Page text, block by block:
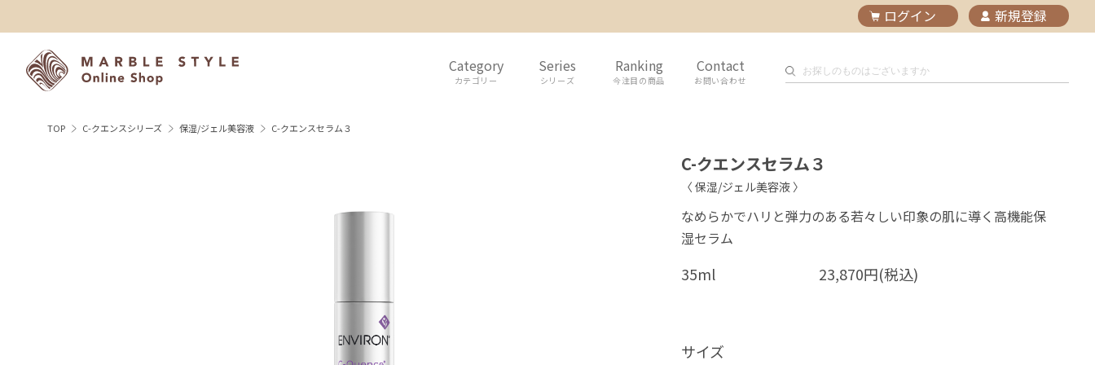
ログイン 新規登録
Category
カテゴリー
Series
シリーズ
Ranking
今注目の商品
Contact
お問い合わせ
TOP C-クエンスシリーズ 保湿/ジェル美容液 C-クエンスセラム３
C-クエンスセラム３
〈 保湿/ジェル美容液 〉
なめらかでハリと弾力のある若々しい印象の肌に導く高機能保
湿セラム
35ml 23,870円(税込)
サイズ